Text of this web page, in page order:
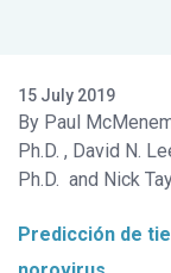
15 July 2019
Paul
Ph.D.
David N.
Ph.D.
Nick
Predicción de